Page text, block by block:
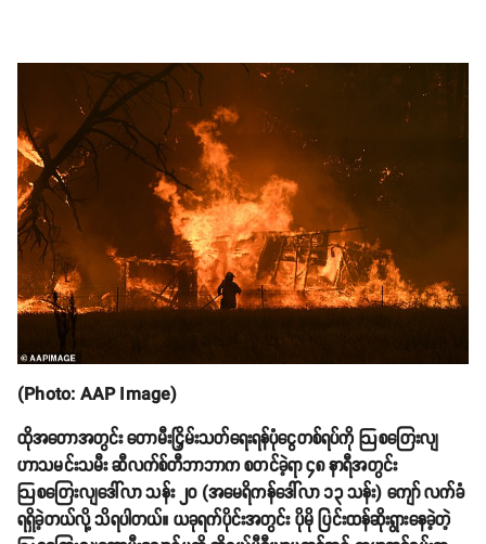
(Photo: AAP Image)
ထိုအတောအတွင်း တောမီးငြှိမ်းသတ်ရေးရန်ပုံငွေတစ်ရပ်ကို ဩစတြေးလျ
ဟာသမင်းသမီး ဆီလက်စ်တီဘာဘာက စတင်ခဲ့ရာ ၄၈ နာရီအတွင်း
ဩစတြေးလျဒေါ်လာ သန်း ၂၀ (အမေရိကန်ဒေါ်လာ ၁၃ သန်း) ကျော် လက်ခံ
ရရှိခဲ့တယ်လို့ သိရပါတယ်။ ယခုရက်ပိုင်းအတွင်း ပိုမို ပြင်းထန်ဆိုးရွားနေခဲ့တဲ့